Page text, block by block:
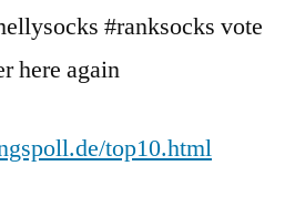
#ranksocks vote
here again
top10.html